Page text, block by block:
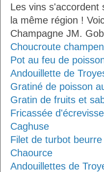
Les vins s'accordent
la même région !
Champagne JM.
Choucroute
Pot au feu de
Andouillette de
Gratiné de poisson
Gratin de fruits et
Fricassée
Caghuse
Filet de turbot
Chaource
Andouillettes de